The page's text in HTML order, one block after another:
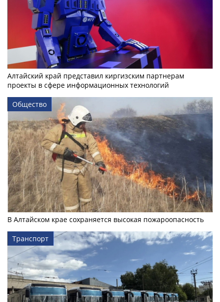
Алтайский край представил киргизским партнерам
проекты в сфере информационных технологий
Общество
В Алтайском крае сохраняется высокая пожароопасность
Транспорт